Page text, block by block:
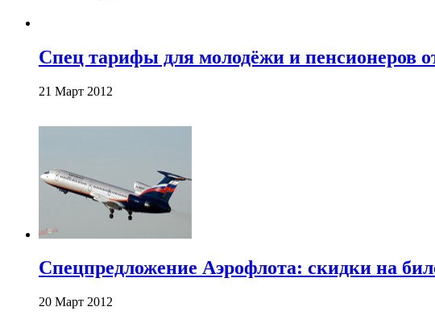
Спец тарифы для молодёжи и пенсионеров
21 Март 2012
Спецпредложение Аэрофлота: скидки на
20 Март 2012